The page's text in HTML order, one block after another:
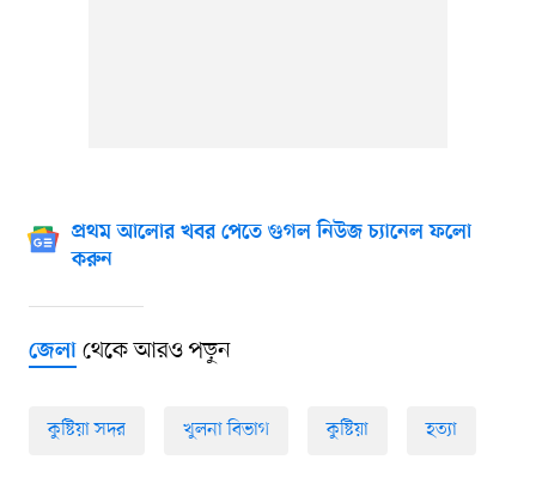
প্রথম আলোর খবর পেতে গুগল নিউজ চ্যানেল ফলো
করুন
জেলাথেকে আরও পড়ুন
কুষ্টিয়া সদর খুলনা বিভাগ কুষ্টিয়া হত্যা